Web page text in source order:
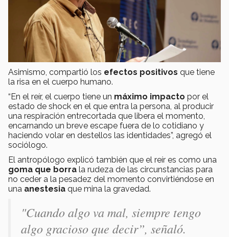
Asimismo, compartió los efectos positivos que tiene
la risa en el cuerpo humano.
“En el reír, el cuerpo tiene un máximo impacto por el
estado de shock en el que entra la persona, al producir
una respiración entrecortada que libera el momento,
encarnando un breve escape fuera de lo cotidiano y
haciendo volar en destellos las identidades”, agregó el
sociólogo.
El antropólogo explicó también que el reír es como una
goma que borra la rudeza de las circunstancias para
no ceder a la pesadez del momento convirtiéndose en
una anestesia que mina la gravedad.
"Cuando algo va mal, siempre tengo
algo gracioso que decir”, señaló.